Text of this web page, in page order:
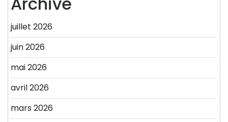
juillet 2026
juin 2026
mai 2026
avril 2026
mars 2026